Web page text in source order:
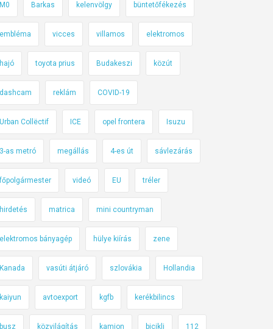
M0 Barkas kelenvölgy büntetőfékezés
embléma vicces villamos elektromos
hajó toyota prius Budakeszi közút
dashcam reklám COVID-19
Urban Collëctif ICE opel frontera Isuzu
3-as metró megállás 4-es út sávlezárás
főpolgármester videó EU tréler
hirdetés matrica mini countryman
elektromos bányagép hülye kiírás zene
Kanada vasúti átjáró szlovákia Hollandia
kaiyun avtoexport kgfb kerékbilincs
busz közvilágítás kamion bicikli 112